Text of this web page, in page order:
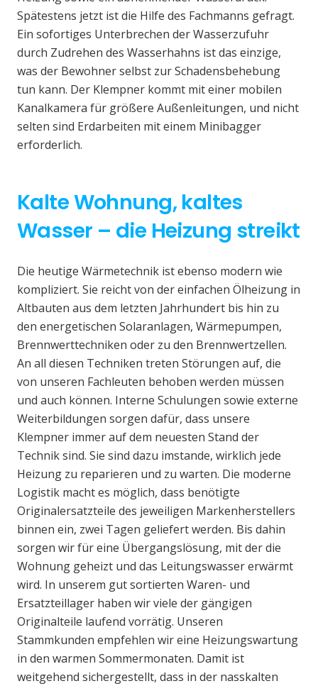
Spätestens jetzt ist die Hilfe des Fachmanns gefragt.
Ein sofortiges Unterbrechen der Wasserzufuhr
durch Zudrehen des Wasserhahns ist das einzige,
was der Bewohner selbst zur Schadensbehebung
tun kann. Der Klempner kommt mit einer mobilen
Kanalkamera für größere Außenleitungen, und nicht
selten sind Erdarbeiten mit einem Minibagger
erforderlich.
Kalte Wohnung, kaltes
Wasser – die Heizung streikt
Die heutige Wärmetechnik ist ebenso modern wie
kompliziert. Sie reicht von der einfachen Ölheizung in
Altbauten aus dem letzten Jahrhundert bis hin zu
den energetischen Solaranlagen, Wärmepumpen,
Brennwerttechniken oder zu den Brennwertzellen.
An all diesen Techniken treten Störungen auf, die
von unseren Fachleuten behoben werden müssen
und auch können. Interne Schulungen sowie externe
Weiterbildungen sorgen dafür, dass unsere
Klempner immer auf dem neuesten Stand der
Technik sind. Sie sind dazu imstande, wirklich jede
Heizung zu reparieren und zu warten. Die moderne
Logistik macht es möglich, dass benötigte
Originalersatzteile des jeweiligen Markenherstellers
binnen ein, zwei Tagen geliefert werden. Bis dahin
sorgen wir für eine Übergangslösung, mit der die
Wohnung geheizt und das Leitungswasser erwärmt
wird. In unserem gut sortierten Waren- und
Ersatzteillager haben wir viele der gängigen
Originalteile laufend vorrätig. Unseren
Stammkunden empfehlen wir eine Heizungswartung
in den warmen Sommermonaten. Damit ist
weitgehend sichergestellt, dass in der nasskalten